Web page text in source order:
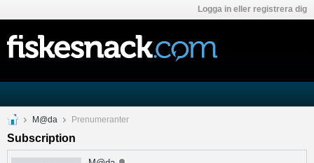
Logga in eller registrera dig
M@da Prenumeranter
Subscription